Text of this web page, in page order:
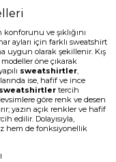
konforunu ve şıklığını
ayları için farklı sweatshirt
uygun olarak şekillenir. Kış
öne çıkarak
sweatshirtler,
ise, hafif ve ince
sweatshirtler tercih
göre renk ve desen
yazın açık renkler ve hafif
edilir. Dolayısıyla,
hem de fonksiyonellik